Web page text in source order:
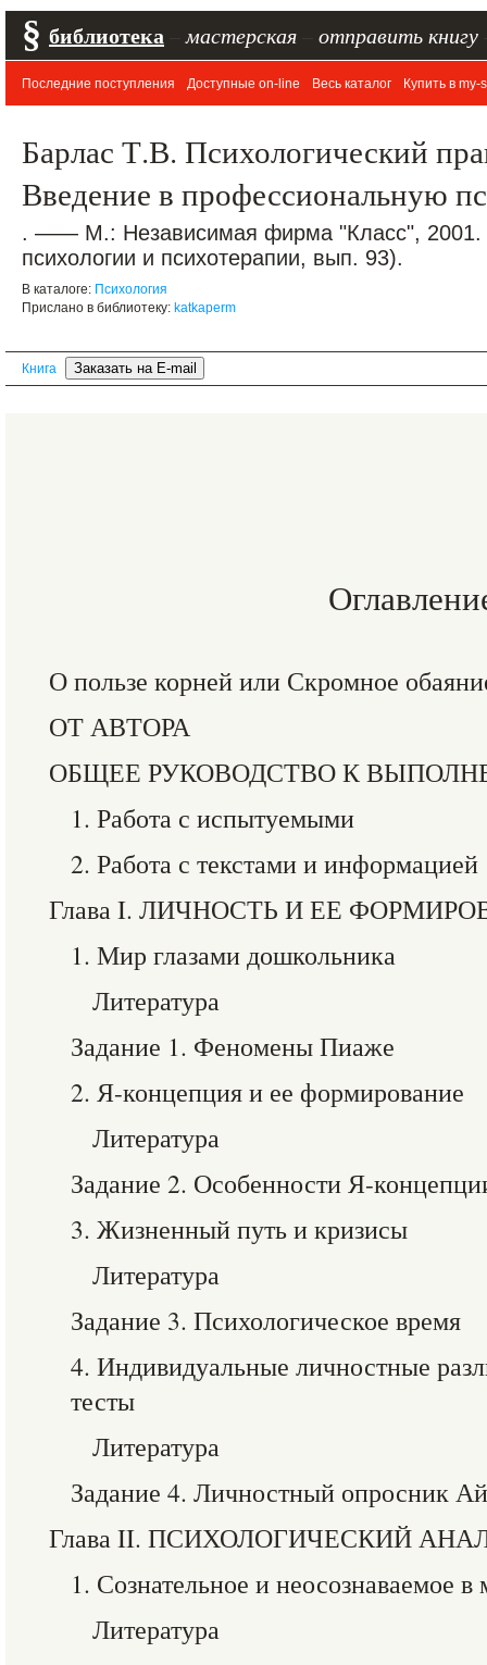
§ библиотека мастерская отправить книгу
Последние поступления Доступные on-line Весь каталог Купить в my-
Барлас Т.В. Психологический
Введение в профессиональную
. —— М.: Независимая фирма "Класс",
психологии и психотерапии, вып. 93).
В каталоге: Психология
Прислано в библиотеку: katkaperm
Книга
О пользе корней или Скромное
ОТ АВТОРА
ОБЩЕЕ РУКОВОДСТВО К
1. Работа с испытуемыми
2. Работа с текстами и информацией
Глава I. ЛИЧНОСТЬ И ЕЕ
1. Мир глазами дошкольника
Литература
Задание 1. Феномены Пиаже
2. Я-концепция и ее формирование
Литература
Задание 2. Особенности Я-
3. Жизненный путь и кризисы
Литература
Задание 3. Психологическое время
4. Индивидуальные личностные
тесты
Литература
Задание 4. Личностный опросник
Глава II. ПСИХОЛОГИЧЕСКИЙ
1. Сознательное и неосознаваемое в
Литература